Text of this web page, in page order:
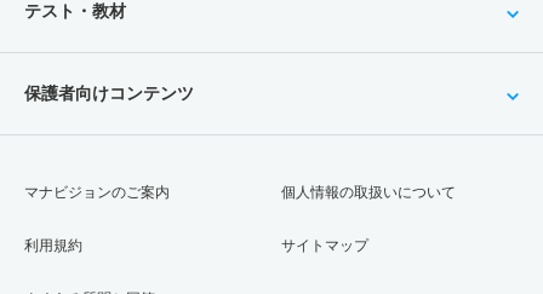
テスト・教材
保護者向けコンテンツ
マナビジョンのご案内
利用規約
個人情報の取扱いについて
サイトマップ